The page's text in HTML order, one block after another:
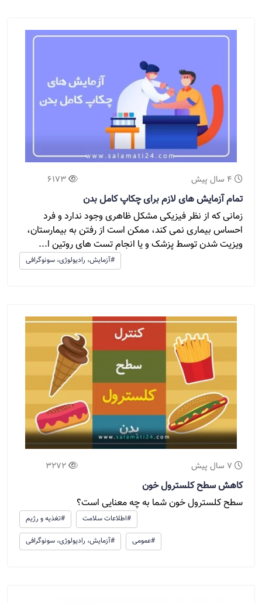
4 سال پیش 6173
تمام آزمایش های لازم برای چکاپ کامل بدن
زمانی که از نظر فیزیکی مشکل ظاهری وجود ندارد و فرد
احساس بیماری نمی کند، ممکن است از رفتن به بیمارستان،
ویزیت شدن توسط پزشک و یا انجام تست های روتین ا...
#آزمایش، رادیولوژی، سونوگرافی
7 سال پیش 3272
کاهش سطح کلسترول خون
سطح کلسترول خون شما به چه معنایی است؟
#تغذیه و رژیم
#اطلاعات سلامت
#آزمایش، رادیولوژی، سونوگرافی
#عمومی